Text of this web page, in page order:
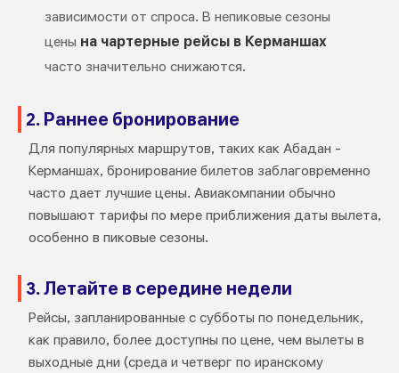
зависимости от спроса. В непиковые сезоны
цены на чартерные рейсы в Керманшах
часто значительно снижаются.
2. Раннее бронирование
Для популярных маршрутов, таких как Абадан -
Керманшах, бронирование билетов заблаговременно
часто дает лучшие цены. Авиакомпании обычно
повышают тарифы по мере приближения даты вылета,
особенно в пиковые сезоны.
3. Летайте в середине недели
Рейсы, запланированные с субботы по понедельник,
как правило, более доступны по цене, чем вылеты в
выходные дни (среда и четверг по иранскому